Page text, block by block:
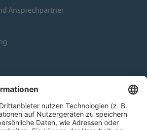
Ansprechpartner
SEITEN